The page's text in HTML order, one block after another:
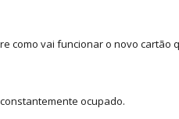
como vai funcionar o novo
ocupado.